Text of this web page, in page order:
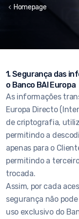
chevron_left Homepage
1. Segurança das
o Banco BAI Europa
As informações
Europa Directo
de criptografia,
permitindo a
apenas para o
permitindo a
trocada.
Assim, por cada
segurança não
uso exclusivo do